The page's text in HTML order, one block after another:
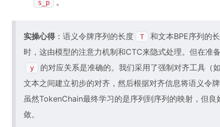
s_p 。
实操心得：语义令牌序列的长度 T
和文本BPE序列的
时，这由模型的注意力机制和CTC来隐式处理。但在准
y
的对应关系是准确的。我们采用了强制对齐工具
文本之间建立初步的对齐，然后根据对齐信息将语义令
虽然TokenChain最终学习的是序列到序列的映射，但
敛。